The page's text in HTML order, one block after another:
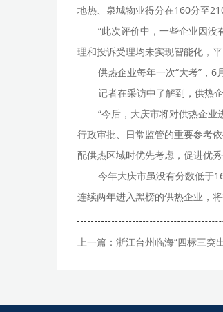
地热、泉城物业得分在160分至
“此次评价中，一些企业因
理和投诉受理均未实现智能化，
供热企业每年一次“大考”，6
记者在采访中了解到，供热
“今后，大庆市将对供热企
行政审批、日常监管的重要参考
配供热区域时优先考虑，促进优
今年大庆市虽没有分数低于
连续两年进入黑榜的供热企业，
上一篇： 浙江台州临海“四标三突